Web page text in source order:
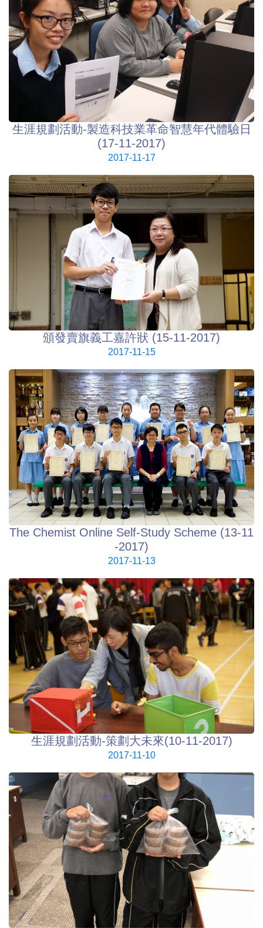
生涯規劃活動-製造科技業革命智慧年代體驗日
(17-11-2017)
2017-11-17
頒發賣旗義工嘉許狀 (15-11-2017)
2017-11-15
The Chemist Online Self-Study Scheme (13-11
-2017)
2017-11-13
生涯規劃活動-策劃大未來(10-11-2017)
2017-11-10